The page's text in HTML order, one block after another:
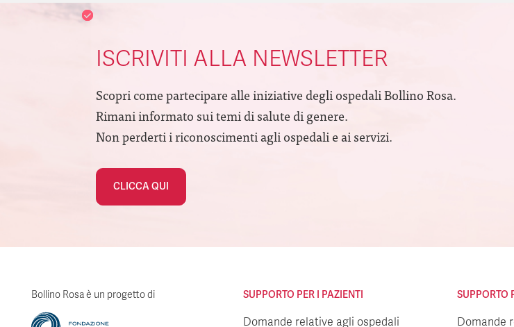
ISCRIVITI ALLA NEWSLETTER
Scopri come partecipare alle iniziative degli ospedali Bollino Rosa.
Rimani informato sui temi di salute di genere.
Non perderti i riconoscimenti agli ospedali e ai servizi.
CLICCA QUI
Bollino Rosa è un progetto di SUPPORTO PER I PAZIENTI
Domande relative agli ospedali
SUPPORTO
Domande